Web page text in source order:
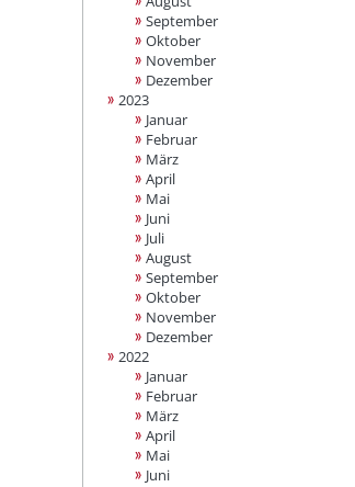
September
Oktober
November
Dezember
2023
Januar
Februar
März
April
Mai
Juni
Juli
August
September
Oktober
November
Dezember
2022
Januar
Februar
März
April
Mai
Juni